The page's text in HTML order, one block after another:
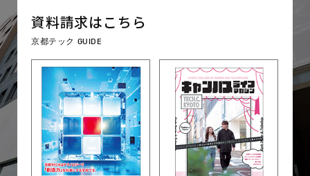
資料請求はこちら
京都テック GUIDE